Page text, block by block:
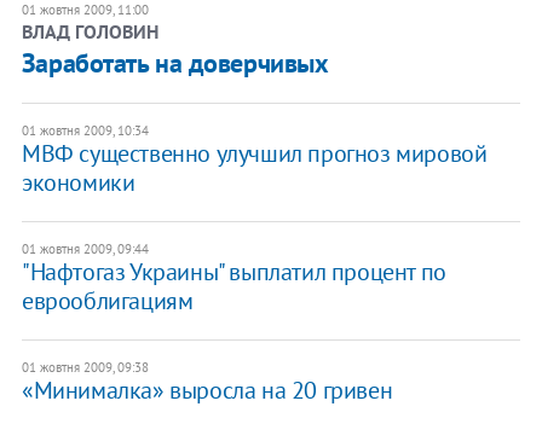
01 жовтня 2009, 11:00
ВЛАД ГОЛОВИН
Заработать на доверчивых
01 жовтня 2009, 10:34
МВФ существенно улучшил прогноз мировой
экономики
01 жовтня 2009, 09:44
"Нафтогаз Украины" выплатил процент по
еврооблигациям
01 жовтня 2009, 09:38
«Минималка» выросла на 20 гривен